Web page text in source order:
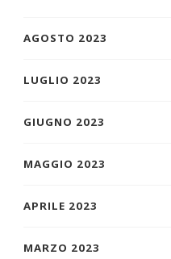
AGOSTO 2023
LUGLIO 2023
GIUGNO 2023
MAGGIO 2023
APRILE 2023
MARZO 2023